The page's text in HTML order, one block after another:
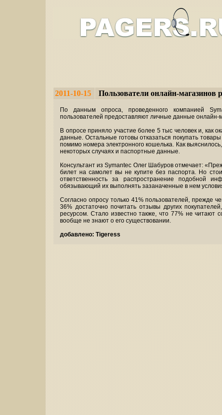
2011-10-15 Пользователи онлайн-магазинов
По данным опроса, проведенного компанией
пользователей предоставляют личные данные онлайн-
В опросе приняло участие более 5 тыс человек и, как
данные. Остальные готовы отказаться покупать
помимо номера электронного кошелька. Как
некоторых случаях и паспортные данные.
Консультант из Symantec Олег Шабуров отмечает:
билет на самолет вы не купите без паспорта. Но
ответственность за распространение подобной
обязывающий их выполнять зазаначенные в нем
Согласно опросу только 41% пользователей, прежде
36% достаточно почитать отзывы других
ресурсом. Стало известно также, что 77% не читают
вообще не знают о его существовании.
добавлено: Tigeress